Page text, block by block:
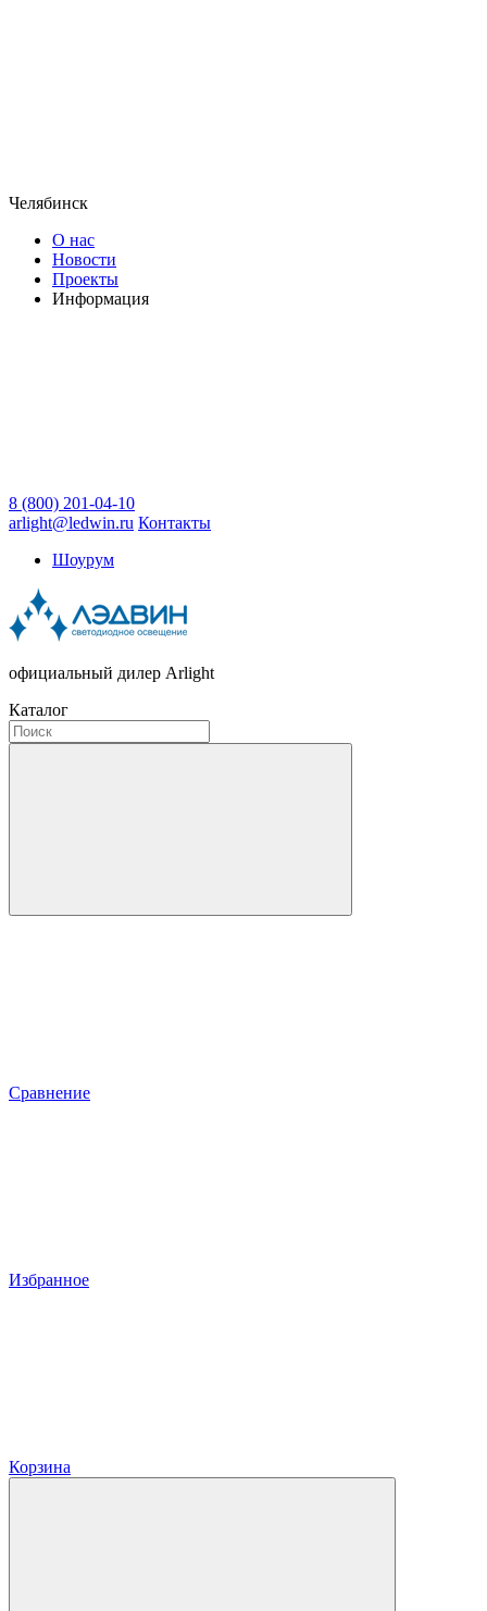
Челябинск
О нас
Новости
Проекты
Информация
8 (800) 201-04-10
arlight@ledwin.ru Контакты
Шоурум
официальный дилер Arlight
Каталог
Сравнение
Избранное
Корзина